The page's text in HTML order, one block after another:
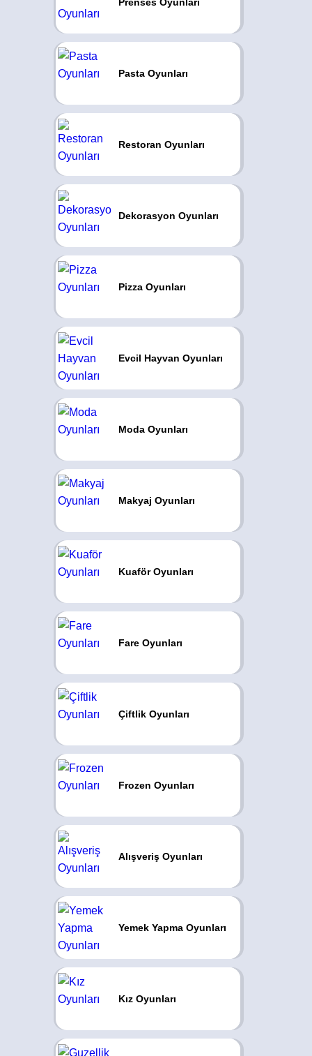
Pasta Oyunları
Restoran Oyunları
Dekorasyon Oyunları
Pizza Oyunları
Evcil Hayvan Oyunları
Moda Oyunları
Makyaj Oyunları
Kuaför Oyunları
Fare Oyunları
Çiftlik Oyunları
Frozen Oyunları
Alışveriş Oyunları
Yemek Yapma Oyunları
Kız Oyunları